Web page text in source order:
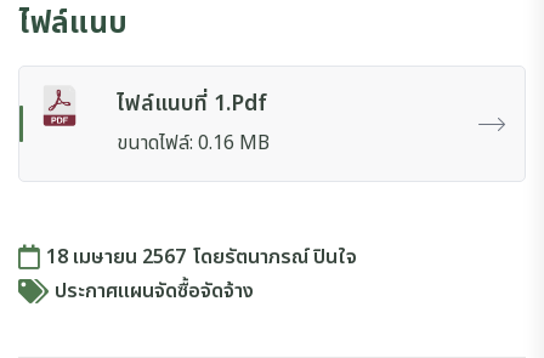
ไฟล์แนบ
ไฟล์แนบที่ 1.pdf
ขนาดไฟล์: 0.16 MB
18 เมษายน 2567 โดยรัตนาภรณ์ ปินใจ
ประกาศแผนจัดซื้อจัดจ้าง